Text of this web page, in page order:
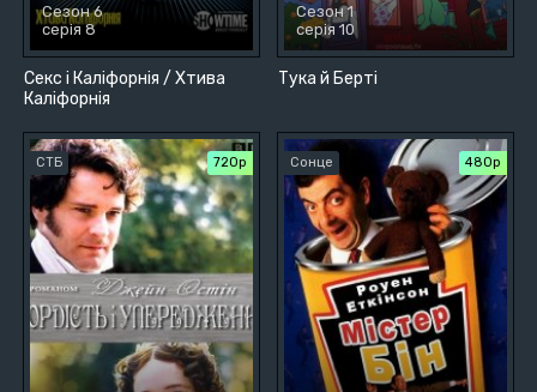
Секс і Каліфорнія / Хтива
Каліфорнія
Сезон 6
серія 8
Тука й Берті
Сезон 1
серія 10
СТБ 720р Сонце 480р